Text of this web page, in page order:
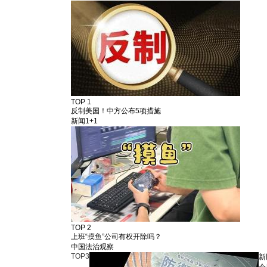
TOP 1
反制美国！中方公布5项措施
新闻1+1
TOP 2
上班“摸鱼”公司有权开除吗？
中国法治观察
TOP3